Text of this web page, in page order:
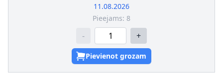
11.08.2026
Pieejams: 8
- +
Pievienot grozam